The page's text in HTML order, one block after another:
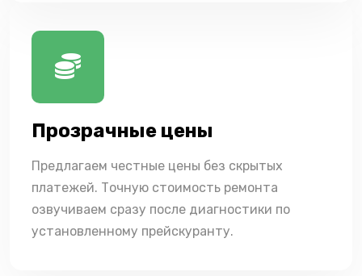
Прозрачные цены
Предлагаем честные цены без скрытых
платежей. Точную стоимость ремонта
озвучиваем сразу после диагностики по
установленному прейскуранту.